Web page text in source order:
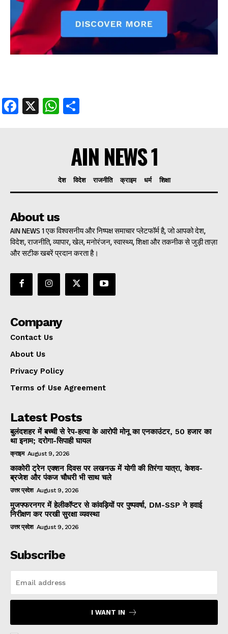
Facebook
X WhatsApp
AIN NEWS 1
देश विदेश राजनीति क्राइम धर्म शिक्षा
About us
AIN NEWS 1 एक विश्वसनीय और निष्पक्ष समाचार प्लेटफॉर्म है, जो आपको देश,
विदेश, राजनीति, व्यापार, खेल, मनोरंजन, स्वास्थ्य, शिक्षा और तकनीक से जुड़ी ताज़ा
और सटीक खबरें प्रदान करता है।
Company
Contact Us
About Us
Privacy Policy
Terms of Use Agreement
Latest Posts
बुलंदशहर में बच्ची से रेप-हत्या के आरोपी मोनू का एनकाउंटर, 50 हजार का
था इनाम; दरोगा-सिपाही घायल
क्राइम August 9, 2026
काकोरी ट्रेन एक्शन दिवस पर लखनऊ में योगी की तिरंगा यात्रा, केशव-
ब्रजेश और पंकज चौधरी भी साथ चले
उत्तर प्रदेश August 9, 2026
मुजफ्फरनगर में हेलीकॉप्टर से कांवड़ियों पर पुष्पवर्षा, DM-SSP ने हवाई
निरीक्षण कर परखी सुरक्षा व्यवस्था
उत्तर प्रदेश August 9, 2026
Subscribe
I WANT IN